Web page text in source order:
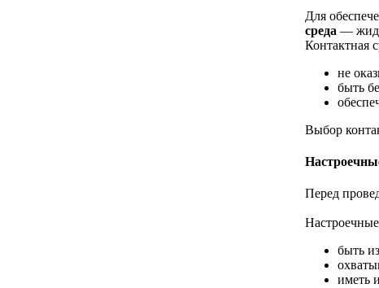
Для
среда —
Контактная
не
быть
Выбор
Перед
быть
иметь